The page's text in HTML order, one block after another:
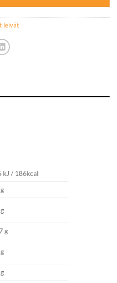
leivät
kJ / 186kcal
g